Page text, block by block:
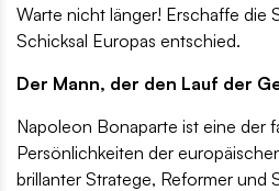
Warte nicht länger! Erschaffe die
Schicksal Europas entschied.
Der Mann, der den Lauf der
Napoleon Bonaparte ist eine der
Persönlichkeiten der
brillanter Stratege, Reformer und